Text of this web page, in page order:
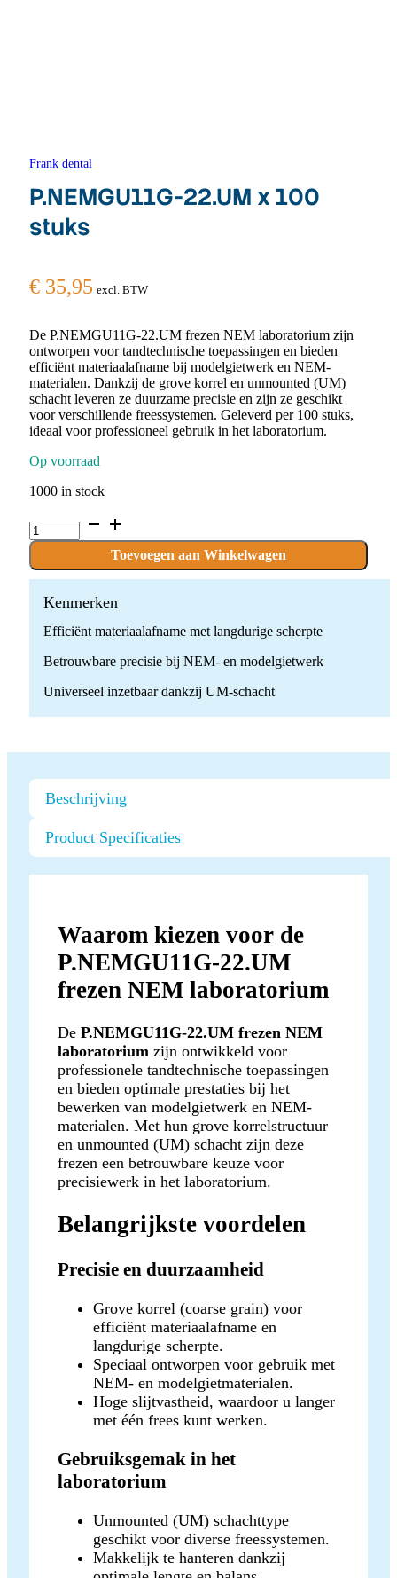
Frank dental
P.NEMGU11G-22.UM x 100
stuks
€ 35,95 excl. BTW
De P.NEMGU11G-22.UM frezen NEM laboratorium zijn
ontworpen voor tandtechnische toepassingen en bieden
efficiënt materiaalafname bij modelgietwerk en NEM-
materialen. Dankzij de grove korrel en unmounted (UM)
schacht leveren ze duurzame precisie en zijn ze geschikt
voor verschillende freessystemen. Geleverd per 100 stuks,
ideaal voor professioneel gebruik in het laboratorium.
Op voorraad
1000 in stock
P.NEMGU11G-
22.UM
100
stuks
quantity
Toevoegen aan Winkelwagen
Kenmerken
Efficiënt materiaalafname met langdurige scherpte
Betrouwbare precisie bij NEM- en modelgietwerk
Universeel inzetbaar dankzij UM-schacht
Beschrijving
Product Specificaties
Waarom kiezen voor de
P.NEMGU11G-22.UM
frezen NEM laboratorium
De P.NEMGU11G-22.UM frezen NEM
laboratorium zijn ontwikkeld voor
professionele tandtechnische toepassingen
en bieden optimale prestaties bij het
bewerken van modelgietwerk en NEM-
materialen. Met hun grove korrelstructuur
en unmounted (UM) schacht zijn deze
frezen een betrouwbare keuze voor
precisiewerk in het laboratorium.
Belangrijkste voordelen
Precisie en duurzaamheid
Grove korrel (coarse grain) voor
efficiënt materiaalafname en
langdurige scherpte.
Speciaal ontworpen voor gebruik met
NEM- en modelgietmaterialen.
Hoge slijtvastheid, waardoor u langer
met één frees kunt werken.
Gebruiksgemak in het
laboratorium
Unmounted (UM) schachttype
geschikt voor diverse freessystemen.
Makkelijk te hanteren dankzij